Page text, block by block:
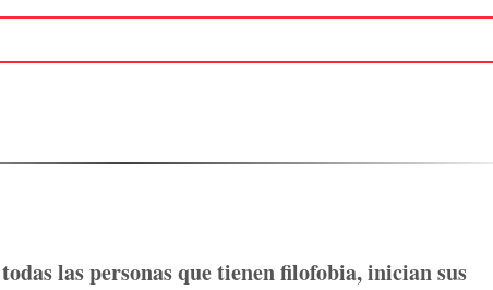
todas las personas que tienen filofobia, inician sus